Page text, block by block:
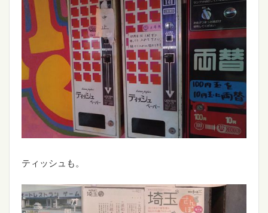
ティッシュも。